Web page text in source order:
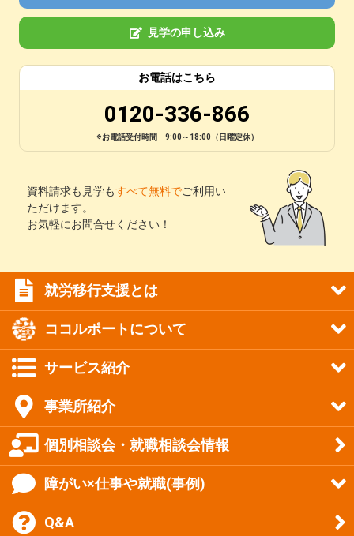
見学の申し込み
お電話はこちら
0120-336-866
※お電話受付時間 9:00～18:00（日曜定休）
資料請求も見学もすべて無料でご利用い
ただけます。
お気軽にお問合せください！
就労移行支援とは
ココルポートについて
サービス紹介
事業所紹介
個別相談会・就職相談会情報
障がい×仕事や就職(事例)
Q&A